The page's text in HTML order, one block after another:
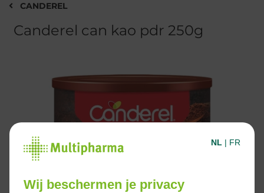
CANDEREL
Canderel can kao pdr 250g
NL | FR
Wij beschermen je privacy